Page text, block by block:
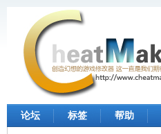
论坛 标签 帮助